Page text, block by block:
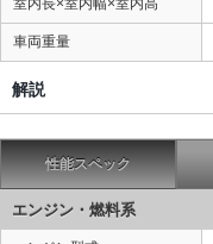
室内長×室内幅×室内高
車両重量
解説
性能スペック
エンジン・燃料系